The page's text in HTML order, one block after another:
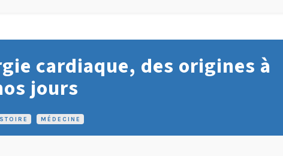
MÉDECINE
cardiaque, des origines à
jours